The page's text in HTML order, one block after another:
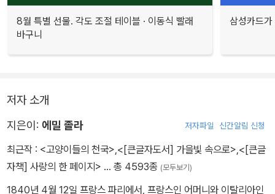
8월 특별 선물. 각도 조절 테이블 · 이동식 빨래
바구니
삼성카드
저자 소개
지은이: 에밀 졸라 저자파일 신간알림 신청
최근작 : <고양이들의 천국>,<[큰글자도서] 가을빛 속으로>,<[큰글
자책] 사랑의 한 페이지> … 총 4593종 (모두보기)
1840년 4월 12일 프랑스 파리에서, 프랑스인 어머니와 이탈리아인